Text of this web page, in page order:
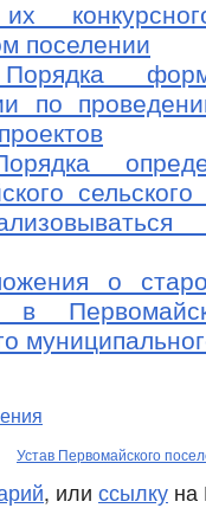
поселении
по
о
в
Устав Первомайского
, или ссылку на